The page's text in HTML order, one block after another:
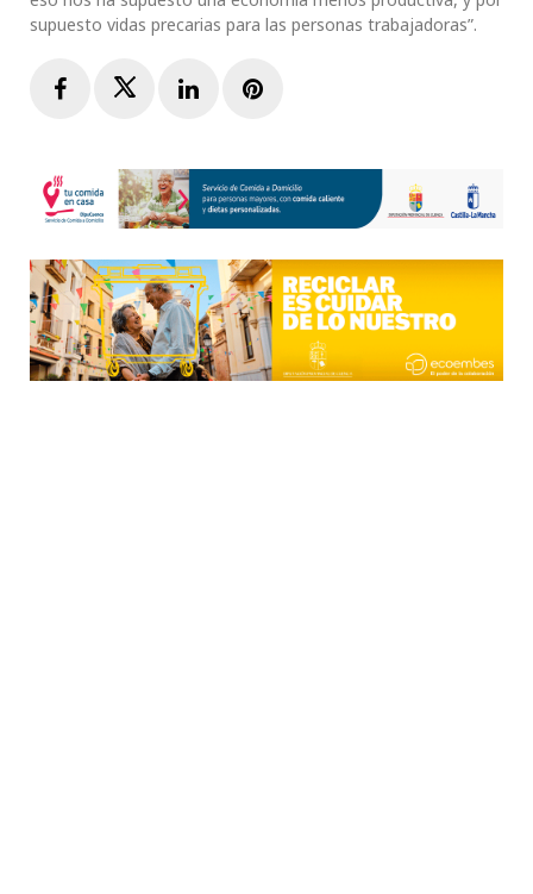
supuesto vidas precarias para las personas trabajadoras”.
FacebookTwitterLinkedInPinterest